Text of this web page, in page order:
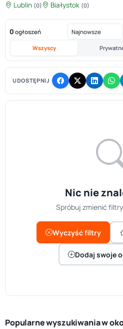
Lublin (0) Białystok (0)
0 ogłoszeń
Wszyscy
UDOSTĘPNIJ
Nic nie
Spróbuj zmienić
Wyczyść filtry
Dodaj swoje
Popularne wyszukiwania w